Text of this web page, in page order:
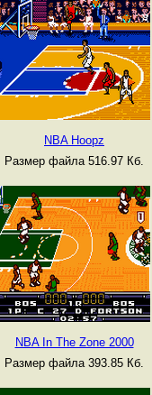
NBA Hoopz
Размер файла 516.97 Кб.
NBA In The Zone 2000
Размер файла 393.85 Кб.